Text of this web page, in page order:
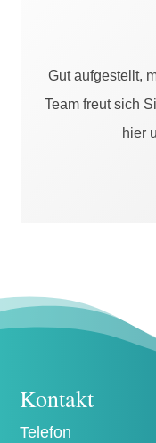
Gut aufgestellt,
Team freut sich
hier
Kontakt
Telefon